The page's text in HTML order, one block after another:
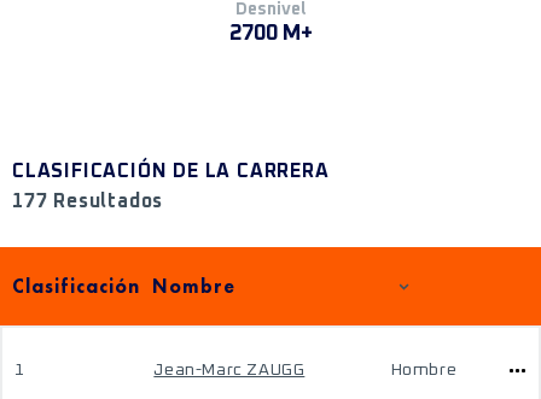
Desnivel
2700 M+
CLASIFICACIÓN DE LA CARRERA
177 Resultados
Clasificación Nombre
1 Jean-Marc ZAUGG Hombre